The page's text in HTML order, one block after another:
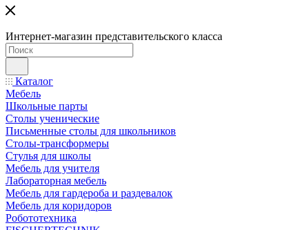
Интернет-магазин представительского класса
Каталог
Мебель
Школьные парты
Столы ученические
Письменные столы для школьников
Столы-трансформеры
Стулья для школы
Мебель для учителя
Лабораторная мебель
Мебель для гардероба и раздевалок
Мебель для коридоров
Робототехника